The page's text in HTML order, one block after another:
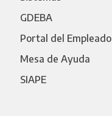
GDEBA
Portal del Empleado
Mesa de Ayuda
SIAPE